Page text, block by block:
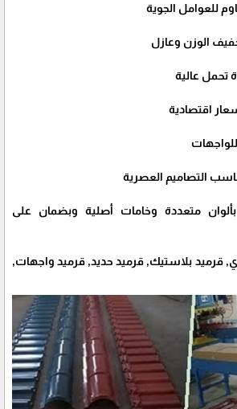
للعوامل الجوية
الوزن وعازل
تحمل عالية
اقتصادية
التصاميم العصرية
بألوان متعددة وخامات أصلية وبضمان على
قرميد بلاستيك, قرميد حديد, قرميد واجهات,